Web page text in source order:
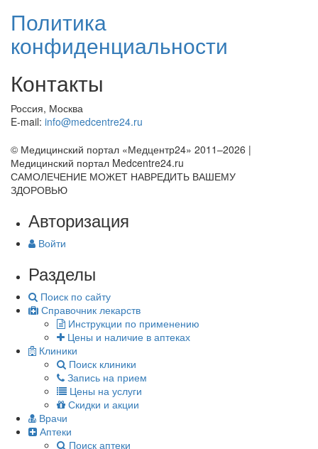
Политика
конфиденциальности
Контакты
Россия, Москва
E-mail: info@medcentre24.ru
© Медицинский портал «Медцентр24» 2011–2026 |
Медицинский портал Medcentre24.ru
САМОЛЕЧЕНИЕ МОЖЕТ НАВРЕДИТЬ ВАШЕМУ
ЗДОРОВЬЮ
Авторизация
Войти
Разделы
Поиск по сайту
Справочник лекарств
Инструкции по применению
Цены и наличие в аптеках
Клиники
Поиск клиники
Запись на прием
Цены на услуги
Скидки и акции
Врачи
Аптеки
Поиск аптеки